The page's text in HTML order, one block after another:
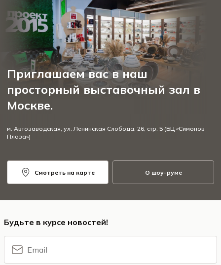
Приглашаем вас в наш
просторный выставочный зал в
Москве.
м. Автозаводская, ул. Ленинская Слобода, 26, стр. 5 (БЦ «Симонов
Плаза»)
Смотреть на карте О шоу-руме
Будьте в курсе новостей!